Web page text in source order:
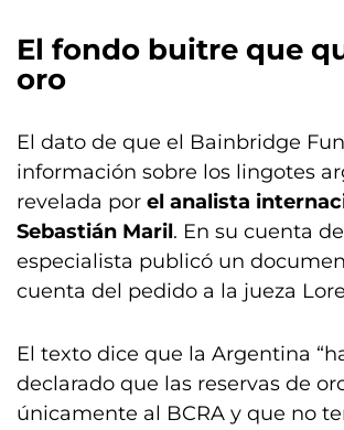
El fondo buitre que
oro
El dato de que el Bainbridge
información sobre los lingotes
revelada por el analista
Sebastián Maril. En su cuenta
especialista publicó un
cuenta del pedido a la jueza
El texto dice que la Argentina
declarado que las reservas de
únicamente al BCRA y que no